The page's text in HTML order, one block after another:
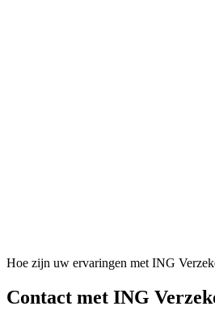
Hoe zijn uw ervaringen met ING
Contact met ING